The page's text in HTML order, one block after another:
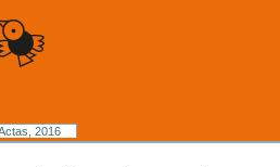
2016